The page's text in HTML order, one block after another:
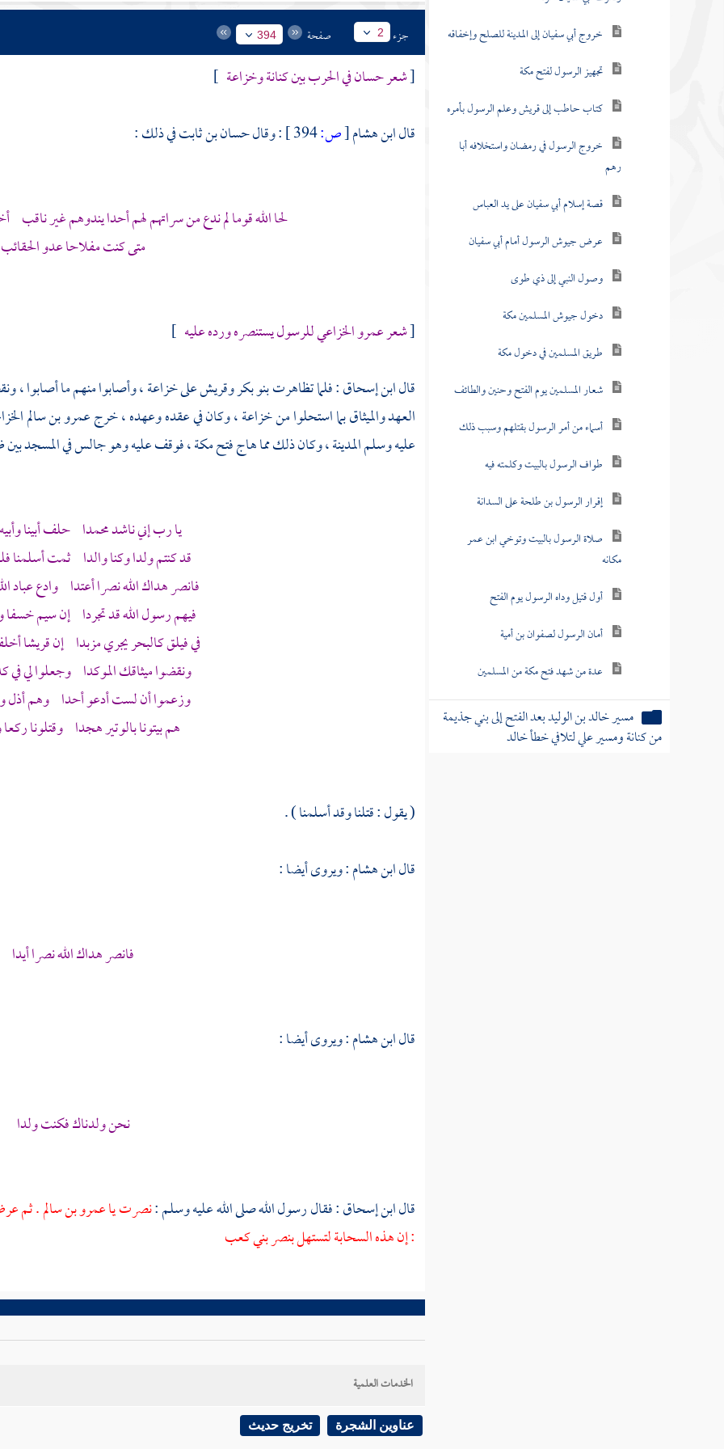
خروج أبي سفيان إلى المدينة للصلح وإخفاقه
تجهيز الرسول لفتح مكة
كتاب حاطب إلى قريش وعلم الرسول بأمره
خروج الرسول في رمضان واستخلافه أبا
رهم
قصة إسلام أبي سفيان على يد العباس
عرض جيوش الرسول أمام أبي سفيان
وصول النبي إلى ذي طوى
دخول جيوش المسلمين مكة
طريق المسلمين في دخول مكة
شعار المسلمين يوم الفتح وحنين والطائف
أسماء من أمر الرسول بقتلهم وسبب ذلك
طواف الرسول بالبيت وكلمته فيه
إقرار الرسول بن طلحة على السدانة
صلاة الرسول بالبيت وتوخي ابن عمر
مكانه
أول قتيل وداه الرسول يوم الفتح
أمان الرسول لصفوان بن أمية
عدة من شهد فتح مكة من المسلمين
مسير خالد بن الوليد بعد الفتح إلى بني جذيمة
من كنانة ومسير علي لتلافي خطأ خالد
جزء 2 صفحة 394
[شعرحسانفي الحرب بينكنانةوخزاعة ]
قالابن هشام[ص: : وقالحسان بن ثابتفي ذلك :
لحا الله قوما لم ندع من سراتهم لهم أحدا يندوهم غير
متى كنت مفلاحا عدو الحقائب
[شعرعمرو الخزاعيللرسول يستنصره ورده عليه ]
قالابن إسحاق: فلما تظاهرتبنو بكروقريشعلىخزاعة، وأصابوا منهم ما أصابوا ،
العهد والميثاق بما استحلوا منخزاعة، وكان في عقده وعهده ، خرجعمرو بن سالم
عليه وسلمالمدينة، وكان ذلك مما هاج فتحمكة، فوقف عليه وهو جالس في المسجد بين
يا رب إني ناشدمحمدا حلف أبينا
قد كنتم ولدا وكنا والدا ثمت أسلمنا
فانصر هداك الله نصرا أعتدا وادع عباد
فيهم رسول الله قد تجردا إن سيم خسفا
في فيلق كالبحر يجري مزبدا إن قريشا
ونقضوا ميثاقك الموكدا وجعلوا لي في
وزعموا أن لست أدعو أحدا وهم أذل
هم بيتونا بالوتير هجدا وقتلونا
( يقول : قتلنا وقد أسلمنا ) .
قالابن هشام: ويروى أيضا :
فانصر هداك الله نصرا أيدا
قالابن هشام: ويروى أيضا :
نحن ولدناك فكنت ولدا
قالابن إسحاق: فقال رسول الله صلى الله عليه وسلم :نصرت ياعمرو بن سالم. ثم
: إن هذه السحابة لتستهل بنصربني كعب
الخدمات العلمية
عناوين الشجرة تخريج حديث